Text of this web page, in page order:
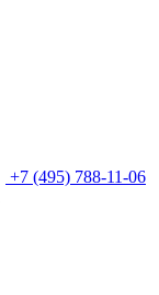
+7 (495) 788-11-06